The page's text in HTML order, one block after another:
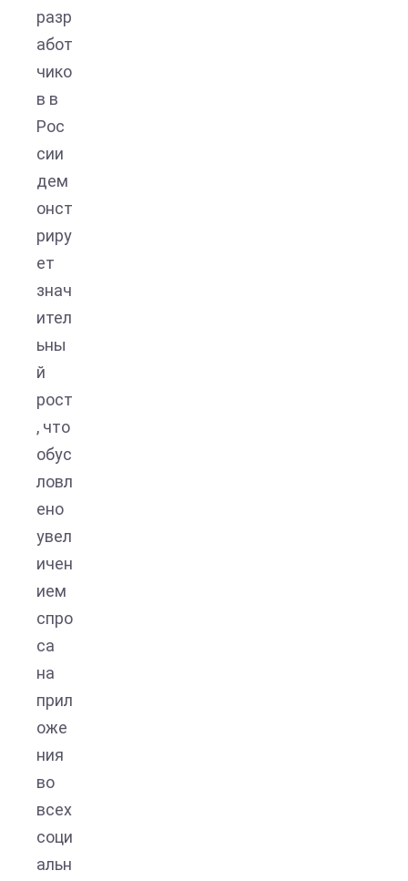
разр
абот
чико
в в
Рос
сии
дем
онст
риру
ет
знач
ител
ьны
й
рост
, что
обус
ловл
ено
увел
ичен
ием
спро
са
на
прил
оже
ния
во
всех
соци
альн